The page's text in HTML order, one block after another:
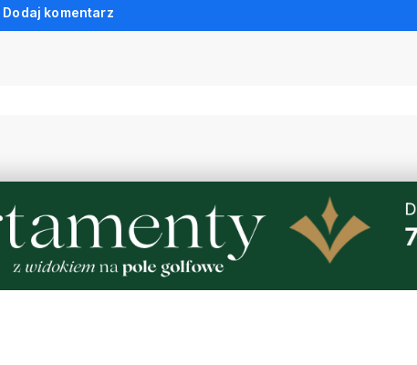
Dodaj komentarz